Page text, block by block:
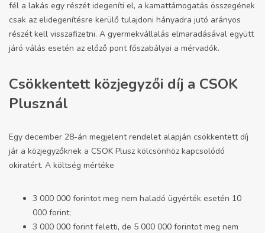
fél a lakás egy részét idegeníti el, a kamattámogatás összegének
csak az elidegenítésre kerülő tulajdoni hányadra jutó arányos
részét kell visszafizetni. A gyermekvállalás elmaradásával együtt
járó válás esetén az előző pont főszabályai a mérvadók.
Csökkentett közjegyzői díj a CSOK
Plusznál
Egy december 28-án megjelent rendeletalapján csökkentett díj
jár a közjegyzőknek a CSOK Plusz kölcsönhöz kapcsolódó
okiratért. A költség mértéke
3 000 000 forintot meg nem haladó ügyérték esetén 10
000 forint;
3 000 000 forint feletti, de 5 000 000 forintot meg nem